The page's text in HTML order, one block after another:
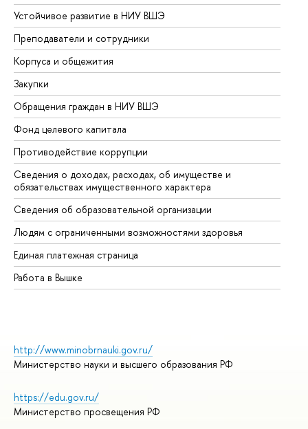
Устойчивое развитие в НИУ ВШЭ
Преподаватели и сотрудники
Корпуса и общежития
Закупки
Обращения граждан в НИУ ВШЭ
Фонд целевого капитала
Противодействие коррупции
Сведения о доходах, расходах, об имуществе и
обязательствах имущественного характера
Сведения об образовательной организации
Людям с ограниченными возможностями здоровья
Единая платежная страница
Работа в Вышке
http://www.minobrnauki.gov.ru/
Министерство науки и высшего образования РФ
https://edu.gov.ru/
Министерство просвещения РФ